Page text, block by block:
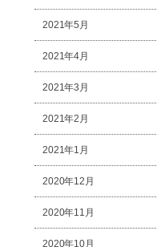
2021年5月
2021年4月
2021年3月
2021年2月
2021年1月
2020年12月
2020年11月
2020年10月